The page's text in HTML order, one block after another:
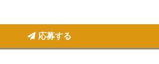
応募する